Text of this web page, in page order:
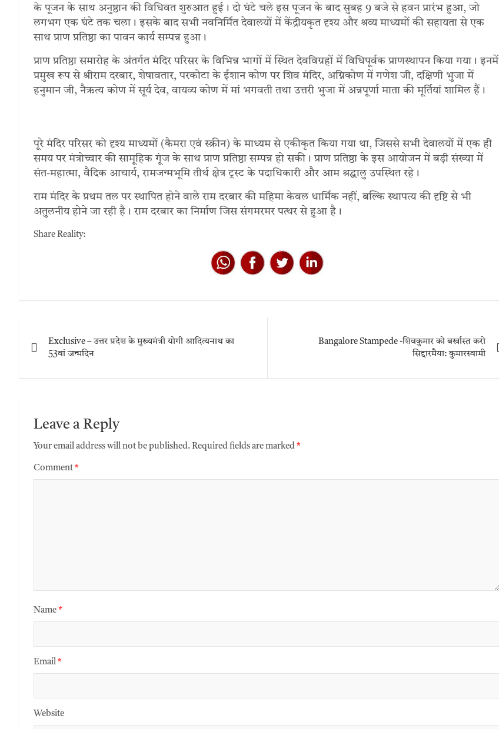
के पूजन के साथ अनुष्ठान की विधिवत शुरुआत हुई। दो घंटे चले इस पूजन के बाद सुबह 9 बजे से हवन प्रारंभ हुआ, जो
लगभग एक घंटे तक चला। इसके बाद सभी नवनिर्मित देवालयों में केंद्रीयकृत दृश्य और श्रव्य माध्यमों की सहायता से एक
साथ प्राण प्रतिष्ठा का पावन कार्य सम्पन्न हुआ।
प्राण प्रतिष्ठा समारोह के अंतर्गत मंदिर परिसर के विभिन्न भागों में स्थित देवविग्रहों में विधिपूर्वक प्राणस्थापन किया गया। इनमें
प्रमुख रूप से श्रीराम दरबार, शेषावतार, परकोटा के ईशान कोण पर शिव मंदिर, अग्निकोण में गणेश जी, दक्षिणी भुजा में
हनुमान जी, नैऋत्य कोण में सूर्य देव, वायव्य कोण में मां भगवती तथा उत्तरी भुजा में अन्नपूर्णा माता की मूर्तियां शामिल हैं।
पूरे मंदिर परिसर को दृश्य माध्यमों (कैमरा एवं स्क्रीन) के माध्यम से एकीकृत किया गया था, जिससे सभी देवालयों में एक ही
समय पर मंत्रोच्चार की सामूहिक गूंज के साथ प्राण प्रतिष्ठा सम्पन्न हो सकी। प्राण प्रतिष्ठा के इस आयोजन में बड़ी संख्या में
संत-महात्मा, वैदिक आचार्य, रामजन्मभूमि तीर्थ क्षेत्र ट्रस्ट के पदाधिकारी और आम श्रद्धालु उपस्थित रहे।
राम मंदिर के प्रथम तल पर स्थापित होने वाले राम दरबार की महिमा केवल धार्मिक नहीं, बल्कि स्थापत्य की दृष्टि से भी
अतुलनीय होने जा रही है। राम दरबार का निर्माण जिस संगमरमर पत्थर से हुआ है।
Share Reality:
Exclusive – उत्तर प्रदेश के मुख्यमंत्री योगी आदित्यनाथ का
53वां जन्मदिन
Bangalore Stampede -शिवकुमार को बर्खास्त करो
सिद्दारमैया: कुमारस्वामी
Leave a Reply
Your email address will not be published. Required fields are marked *
Comment *
Name *
Email *
Website